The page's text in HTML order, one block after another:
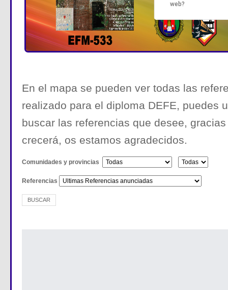
En el mapa se pueden ver todas las
realizado para el diploma DEFE, puedes
buscar las referencias que desee,
crecerá, os estamos agradecidos.
Comunidades y provincias
Referencias
web?